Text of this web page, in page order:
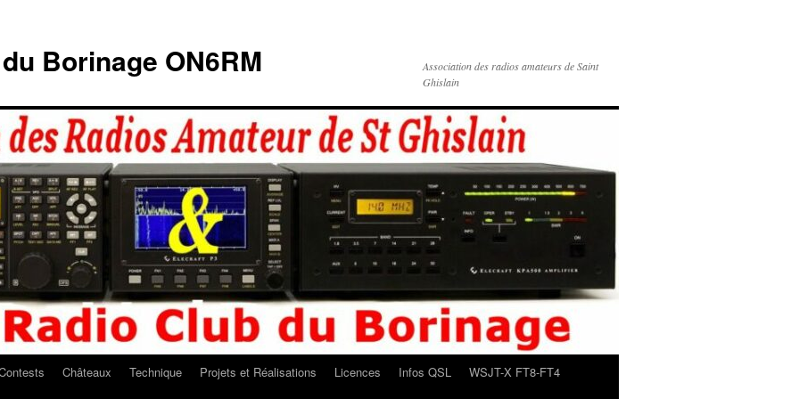
Borinage ON6RM
Association des radios amateurs de Saint
Ghislain
Châteaux Technique Projets et Réalisations Licences Infos QSL
WSJT-X FT8-FT4